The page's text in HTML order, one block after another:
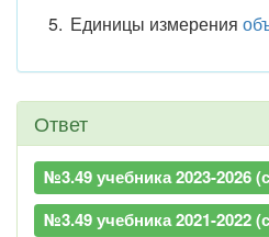
Единицы измерения
Ответ
№3.49 учебника 2023-2026
№3.49 учебника 2021-2022